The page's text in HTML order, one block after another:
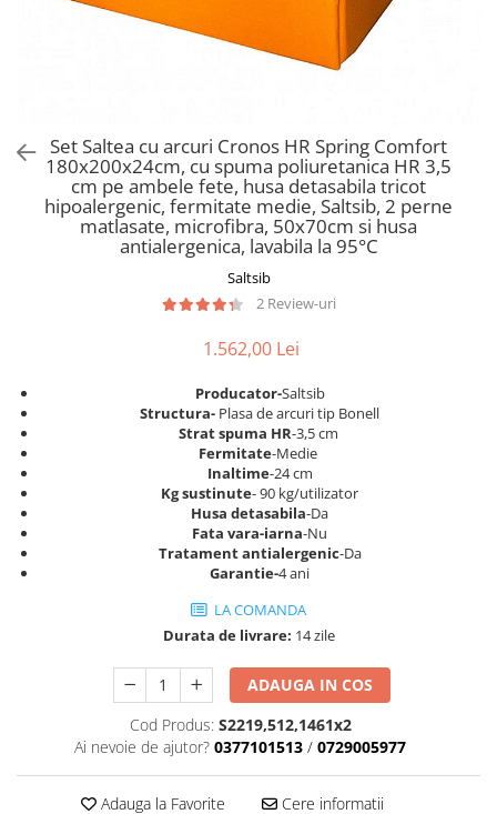
Saltele Pocket
Saltele cu arcuri impachetate
Saltele Memory Pocket
Saltele cu plasa arcuri
Saltele cu spuma
Saltele cu spuma
Saltele cu spuma poliuretanica
Saltele 160x200
Saltele 180x200
Top saltele
Top saltele 5 cm
Top saltele 10 cm
Top saltele memory 5 cm
Saltele cu spuma
Scaune pentru living
Seturi comode living si vitrine
Mobila living
Comode living
Dulap birou
Birouri
Scaune pentru birou
Scaune pentru vizitatori
Scaune manager
Mese bucatarie
Scaune pentru bucatarie
Seturi mese si scaune bucatarie
Suporturi si rafturi pantofi
Scaune birou copii
Scaune resigilate
Scaune gradinita
Scaune conferinta
Set Saltea cu arcuri Cronos HR Spring Comfort
180x200x24cm, cu spuma poliuretanica HR 3,5
cm pe ambele fete, husa detasabila tricot
hipoalergenic, fermitate medie, Saltsib, 2 perne
matlasate, microfibra, 50x70cm si husa
antialergenica, lavabila la 95°C
Saltsib
2 Review-uri
1.562,00 Lei
Producator-Saltsib
Structura- Plasa de arcuri tip Bonell
Strat spuma HR-3,5 cm
Fermitate-Medie
Inaltime-24 cm
Kg sustinute- 90 kg/utilizator
Husa detasabila-Da
Fata vara-iarna-Nu
Tratament antialergenic-Da
Garantie-4 ani
LA COMANDA
Durata de livrare: 14 zile
ADAUGA IN COS
Cod Produs: S2219,512,1461x2
Ai nevoie de ajutor? 0377101513 / 0729005977
Adauga la Favorite Cere informatii